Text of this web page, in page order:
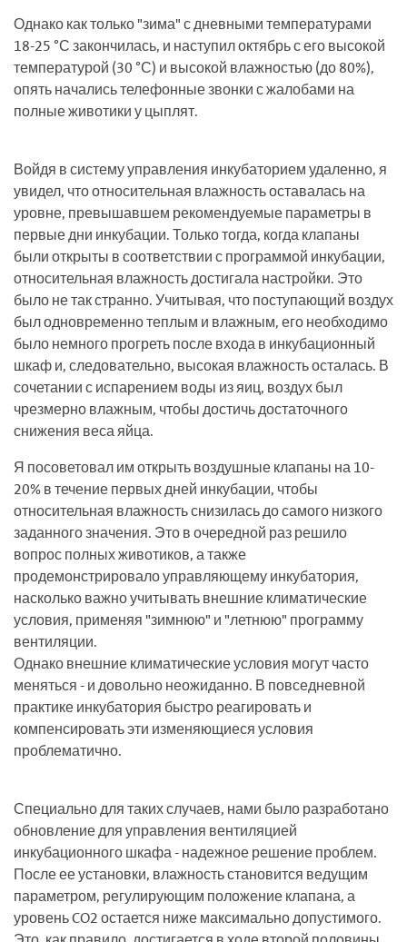
Однако как только "зима" с дневными температурами
18-25 °С закончилась, и наступил октябрь с его высокой
температурой (30 °С) и высокой влажностью (до 80%),
опять начались телефонные звонки с жалобами на
полные животики у цыплят.
Войдя в систему управления инкубаторием удаленно, я
увидел, что относительная влажность оставалась на
уровне, превышавшем рекомендуемые параметры в
первые дни инкубации. Только тогда, когда клапаны
были открыты в соответствии с программой инкубации,
относительная влажность достигала настройки. Это
было не так странно. Учитывая, что поступающий воздух
был одновременно теплым и влажным, его необходимо
было немного прогреть после входа в инкубационный
шкаф и, следовательно, высокая влажность осталась. В
сочетании с испарением воды из яиц, воздух был
чрезмерно влажным, чтобы достичь достаточного
снижения веса яйца.
Я посоветовал им открыть воздушные клапаны на 10-
20% в течение первых дней инкубации, чтобы
относительная влажность снизилась до самого низкого
заданного значения. Это в очередной раз решило
вопрос полных животиков, а также
продемонстрировало управляющему инкубатория,
насколько важно учитывать внешние климатические
условия, применяя "зимнюю" и "летнюю" программу
вентиляции.
Однако внешние климатические условия могут часто
меняться - и довольно неожиданно. В повседневной
практике инкубатория быстро реагировать и
компенсировать эти изменяющиеся условия
проблематично.
Специально для таких случаев, нами было разработано
обновление для управления вентиляцией
инкубационного шкафа - надежное решение проблем.
После ее установки, влажность становится ведущим
параметром, регулирующим положение клапана, а
уровень CO2 остается ниже максимально допустимого.